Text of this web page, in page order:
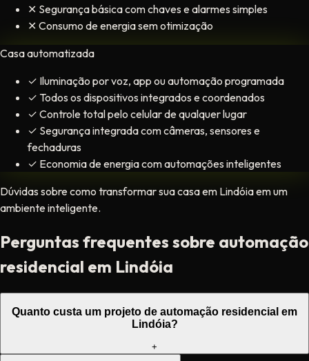
✕ Segurança básica com chaves e alarmes simples
✕ Consumo de energia sem otimização
Casa automatizada
✓ Iluminação por voz, app ou automação programada
✓ Todos os dispositivos integrados e coordenados
✓ Controle total pelo celular de qualquer lugar
✓ Segurança integrada com câmeras, sensores e
fechaduras
✓ Economia de energia com automações inteligentes
Dúvidas sobre como transformar sua casa em Lindóia em um
ambiente inteligente.
Perguntas frequentes sobre automação
residencial em Lindóia
Quanto custa um projeto de automação residencial em
Lindóia?
+